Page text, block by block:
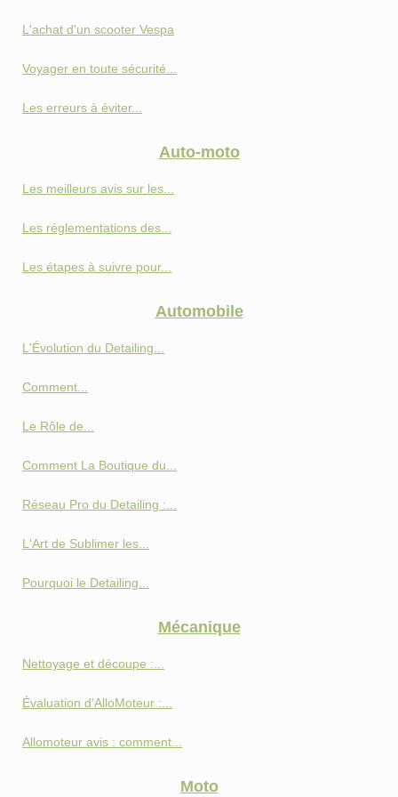
L'achat d'un scooter Vespa
Voyager en toute sécurité...
Les erreurs à éviter...
Auto-moto
Les meilleurs avis sur les...
Les réglementations des...
Les étapes à suivre pour...
Automobile
L'Évolution du Detailing...
Comment...
Le Rôle de...
Comment La Boutique du...
Réseau Pro du Detailing :...
L'Art de Sublimer les...
Pourquoi le Detailing...
Mécanique
Nettoyage et découpe :...
Évaluation d'AlloMoteur :...
Allomoteur avis : comment...
Moto